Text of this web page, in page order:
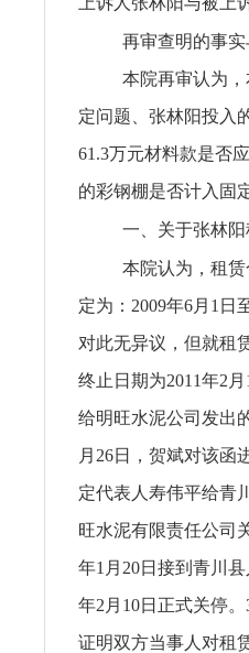
再审查明的事实
本院再审认为
定问题、张林阳投入
61.3万元材料款是否
的彩钢棚是否计入固
一、关于张林
本院认为，租
定为：2009年6月1日
对此无异议，但就租
终止日期为2011年2
给明旺水泥公司发出
月26日，贺斌对该函
定代表人寿伟平给青
旺水泥有限责任公司
年1月20日接到青川
年2月10日正式关停
证明双方当事人对租